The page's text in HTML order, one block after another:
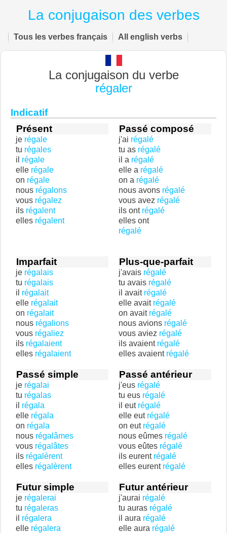
La conjugaison des verbes
Tous les verbes français All english verbs
La conjugaison du verbe
régaler
Indicatif
Présent
je régale
tu régales
il régale
elle régale
on régale
nous régalons
vous régalez
ils régalent
elles régalent
Passé composé
j'ai régalé
tu as régalé
il a régalé
elle a régalé
on a régalé
nous avons régalé
vous avez régalé
ils ont régalé
elles ont
régalé
Imparfait
je régalais
tu régalais
il régalait
elle régalait
on régalait
nous régalions
vous régaliez
ils régalaient
elles régalaient
Plus-que-parfait
j'avais régalé
tu avais régalé
il avait régalé
elle avait régalé
on avait régalé
nous avions régalé
vous aviez régalé
ils avaient régalé
elles avaient régalé
Passé simple
je régalai
tu régalas
il régala
elle régala
on régala
nous régalâmes
vous régalâtes
ils régalèrent
elles régalèrent
Passé antérieur
j'eus régalé
tu eus régalé
il eut régalé
elle eut régalé
on eut régalé
nous eûmes régalé
vous eûtes régalé
ils eurent régalé
elles eurent régalé
Futur simple
je régalerai
tu régaleras
il régalera
elle régalera
Futur antérieur
j'aurai régalé
tu auras régalé
il aura régalé
elle aura régalé